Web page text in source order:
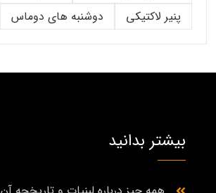
پنیر لاکتیکی
دوشنبه های دوماس
بیشتر بدانید